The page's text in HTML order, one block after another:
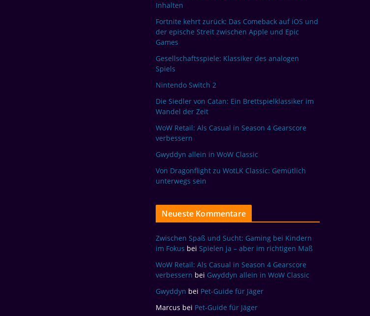
Inhalten
Fortnite kehrt zurück: Das Comeback auf iOS und
der epische Streit zwischen Apple und Epic
Games
Gesellschaftsspiele: Klassiker des analogen
Spiels
Nintendo Switch 2
Die Siedler von Catan: Ein Brettspielklassiker im
Wandel der Zeit
WoW Retail: Als Casual in Season 4 Gearscore
verbessern
Gwyddyn allein in WoW Classic
Von Dragonflight zu WotLK Classic: Gemütlich
unterwegs sein
Neueste Kommentare
Zwischen Spaß und Sucht: Gaming bei Kindern
im Fokus bei Spielen ja – aber im richtigen Maß
WoW Retail: Als Casual in Season 4 Gearscore
verbessern bei Gwyddyn allein in WoW Classic
Gwyddyn bei Pet-Guide für Jäger
Marcus bei Pet-Guide für Jäger